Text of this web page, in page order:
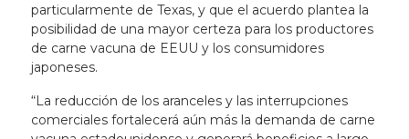
particularmente de Texas, y que el acuerdo plantea la
posibilidad de una mayor certeza para los productores
de carne vacuna de EEUU y los consumidores
japoneses.
“La reducción de los aranceles y las interrupciones
comerciales fortalecerá aún más la demanda de carne